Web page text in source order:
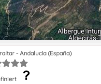
- Andalucía (España)